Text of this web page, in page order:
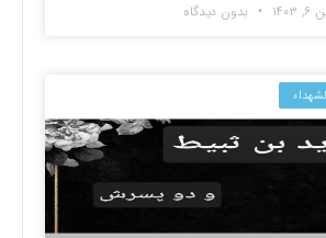
بدون دیدگاه